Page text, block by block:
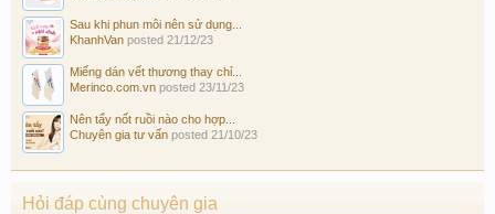
Sau khi phun môi nên sử dụng...
KhanhVan posted 21/12/23
Miếng dán vết thương thay chỉ...
Merinco.com.vn posted 23/11/23
Nên tẩy nốt ruồi nào cho hợp...
Chuyên gia tư vấn posted 21/10/23
Hỏi đáp cùng chuyên gia